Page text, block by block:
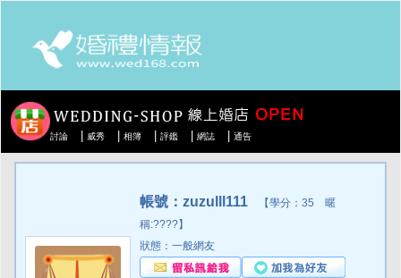
討論 威秀 相簿 評鑑 網誌 通告
帳號：zuzulll111 【學分：35 暱
稱:????】
狀態：一般網友